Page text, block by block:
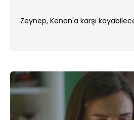
Zeynep, Kenan'a karşı